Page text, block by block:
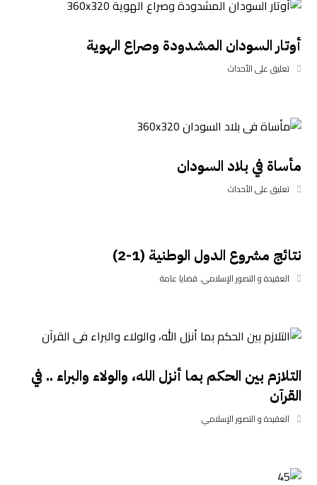
أوتار السودان المشدودة وصراع الهوية
تعليق على الأحداث
مأساة في بلاد السودان
تعليق على الأحداث
نتائج مشروع الدول الوطنية (1-2)
العقيدة و التصور الإسلامي,قضايا عامة
التلازم بين الحكم بما أنزل الله، والولاء والبراء .. في
القرآن
العقيدة و التصور الإسلامي